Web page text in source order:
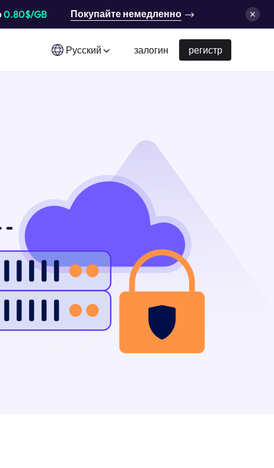
0.80$/GB Покупайте немедленно
Русский залогин регистр